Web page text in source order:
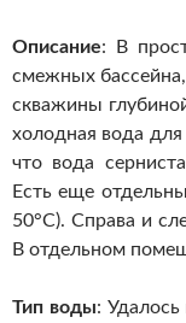
Описание: В
смежных бассейна,
скважины
холодная вода для
что вода
Есть еще
50°С). Справа и
В отдельном
Тип воды: